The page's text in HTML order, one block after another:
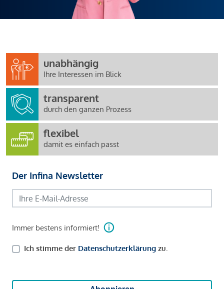
unabhängig
Ihre Interessen im Blick
transparent
durch den ganzen Prozess
flexibel
damit es einfach passt
Der Infina Newsletter
Immer bestens informiert!
Ich stimme der Datenschutzerklärung zu.